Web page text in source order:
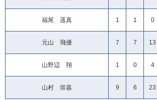
福尾 遥真 1 1 0
元山 飛優 7 7 13
山野辺 翔 1 0 4
山村 崇嘉 9 6 23